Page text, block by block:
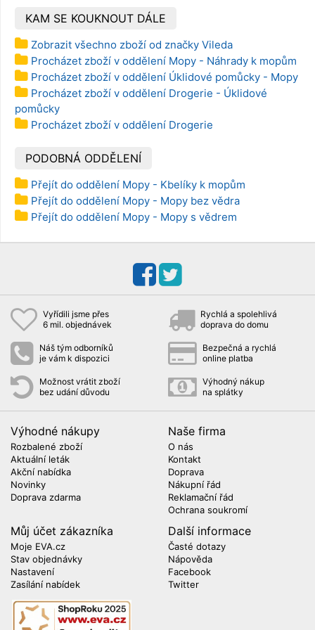
KAM SE KOUKNOUT DÁLE
Zobrazit všechno zboží od značky Vileda
Procházet zboží v oddělení Mopy - Náhrady k mopům
Procházet zboží v oddělení Úklidové pomůcky - Mopy
Procházet zboží v oddělení Drogerie - Úklidové
pomůcky
Procházet zboží v oddělení Drogerie
PODOBNÁ ODDĚLENÍ
Přejít do oddělení Mopy - Kbelíky k mopům
Přejít do oddělení Mopy - Mopy bez vědra
Přejít do oddělení Mopy - Mopy s vědrem
Vyřídili jsme přes
6 mil. objednávek
Rychlá a spolehlivá
doprava do domu
Náš tým odborníků
je vám k dispozici
Bezpečná a rychlá
online platba
Možnost vrátit zboží
bez udání důvodu
Výhodný nákup
na splátky
Výhodné nákupy
Rozbalené zboží
Aktuální leták
Akční nabídka
Novinky
Doprava zdarma
Naše firma
O nás
Kontakt
Doprava
Nákupní řád
Reklamační řád
Ochrana soukromí
Můj účet zákazníka
Moje EVA.cz
Stav objednávky
Nastavení
Zasílání nabídek
Další informace
Časté dotazy
Nápověda
Facebook
Twitter